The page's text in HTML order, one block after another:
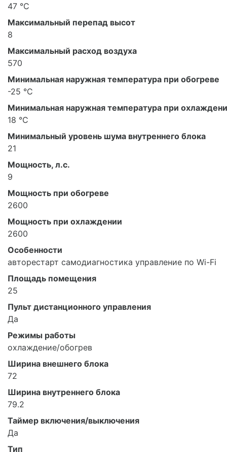
47 °С
Максимальный перепад высот
8
Максимальный расход воздуха
570
Минимальная наружная температура при обогреве
-25 °С
Минимальная наружная температура при
18 °С
Минимальный уровень шума внутреннего блока
21
Мощность, л.с.
9
Мощность при обогреве
2600
Мощность при охлаждении
2600
Особенности
авторестарт самодиагностика управление по Wi-Fi
Площадь помещения
25
Пульт дистанционного управления
Да
Режимы работы
охлаждение/обогрев
Ширина внешнего блока
72
Ширина внутреннего блока
79.2
Таймер включения/выключения
Да
Тип